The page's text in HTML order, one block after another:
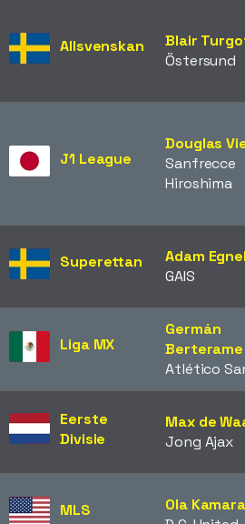
Allsvenskan
Blair
Östersund
J1 League
Douglas
Sanfrecce
Hiroshima
Superettan
Adam
GAIS
Liga MX
Germán
Berterame
Atlético
Eerste
Divisie
Max de
Jong Ajax
MLS
Ola Kamara